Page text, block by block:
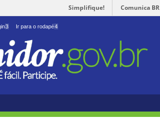
Simplifique! Comunica BR
3 Ir para o rodapé4